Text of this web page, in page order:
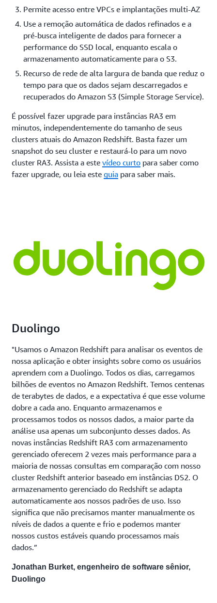
Permite acesso entre VPCs e implantações multi-AZ
Use a remoção automática de dados refinados e a
pré-busca inteligente de dados para fornecer a
performance do SSD local, enquanto escala o
armazenamento automaticamente para o S3.
Recurso de rede de alta largura de banda que reduz o
tempo para que os dados sejam descarregados e
recuperados do Amazon S3 (Simple Storage Service).
É possível fazer upgrade para instâncias RA3 em
minutos, independentemente do tamanho de seus
clusters atuais do Amazon Redshift. Basta fazer um
snapshot do seu cluster e restaurá-lo para um novo
cluster RA3. Assista a este vídeo curto para saber como
fazer upgrade, ou leia este guia para saber mais.
Duolingo
"Usamos o Amazon Redshift para analisar os eventos de
nossa aplicação e obter insights sobre como os usuários
aprendem com a Duolingo. Todos os dias, carregamos
bilhões de eventos no Amazon Redshift. Temos centenas
de terabytes de dados, e a expectativa é que esse volume
dobre a cada ano. Enquanto armazenamos e
processamos todos os nossos dados, a maior parte da
análise usa apenas um subconjunto desses dados. As
novas instâncias Redshift RA3 com armazenamento
gerenciado oferecem 2 vezes mais performance para a
maioria de nossas consultas em comparação com nosso
cluster Redshift anterior baseado em instâncias DS2. O
armazenamento gerenciado do Redshift se adapta
automaticamente aos nossos padrões de uso. Isso
significa que não precisamos manter manualmente os
níveis de dados a quente e frio e podemos manter
nossos custos estáveis quando processamos mais
dados.”
Jonathan Burket, engenheiro de software sênior,
Duolingo